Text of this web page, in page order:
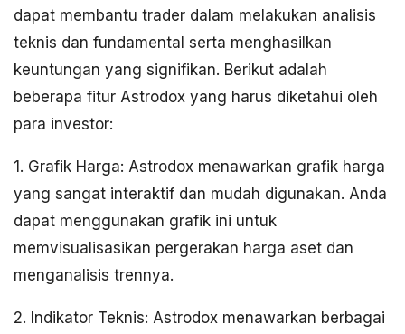
dapat membantu trader dalam melakukan analisis
teknis dan fundamental serta menghasilkan
keuntungan yang signifikan. Berikut adalah
beberapa fitur Astrodox yang harus diketahui oleh
para investor:
1. Grafik Harga: Astrodox menawarkan grafik harga
yang sangat interaktif dan mudah digunakan. Anda
dapat menggunakan grafik ini untuk
memvisualisasikan pergerakan harga aset dan
menganalisis trennya.
2. Indikator Teknis: Astrodox menawarkan berbagai